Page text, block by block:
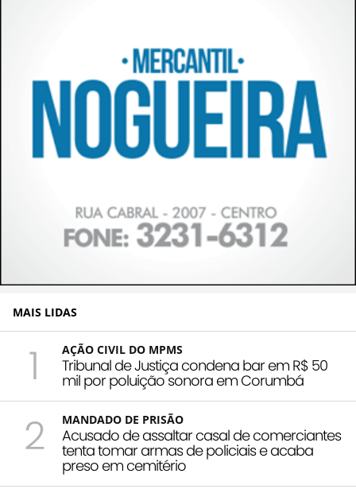
MAIS LIDAS
1 AÇÃO CIVIL DO MPMS
Tribunal de Justiça condena bar em R$ 50
mil por poluição sonora em Corumbá
2 MANDADO DE PRISÃO
Acusado de assaltar casal de comerciantes
tenta tomar armas de policiais e acaba
preso em cemitério